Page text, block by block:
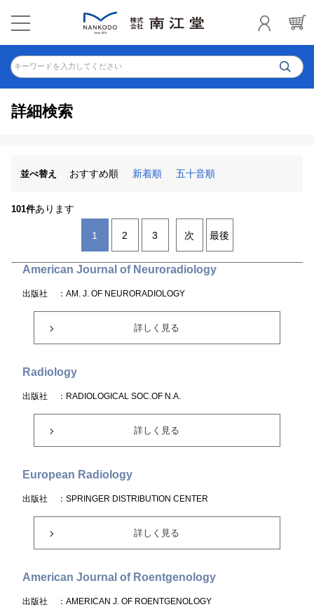
キーワードを入力してください
詳細検索
並べ替え おすすめ順 新着順 五十音順
101件あります
1 2 3 次 最後
American Journal of Neuroradiology
出版社 ：AM. J. OF NEURORADIOLOGY
詳しく見る
Radiology
出版社 ：RADIOLOGICAL SOC.OF N.A.
詳しく見る
European Radiology
出版社 ：SPRINGER DISTRIBUTION CENTER
詳しく見る
American Journal of Roentgenology
出版社 ：AMERICAN J. OF ROENTGENOLOGY